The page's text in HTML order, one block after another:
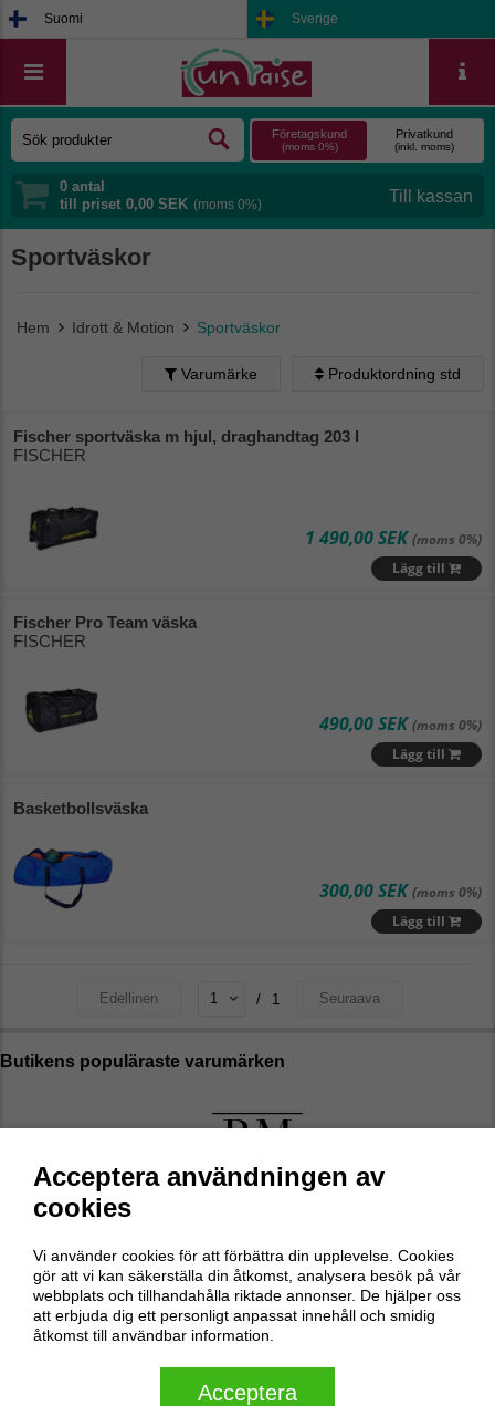
Acceptera användningen av
cookies
Vi använder cookies för att förbättra din upplevelse. Cookies
gör att vi kan säkerställa din åtkomst, analysera besök på vår
webbplats och tillhandahålla riktade annonser. De hjälper oss
att erbjuda dig ett personligt anpassat innehåll och smidig
åtkomst till användbar information.
Acceptera
Suomi Sverige
Företagskund
(moms 0%)
Privatkund
(inkl. moms)
0 antal
till priset 0,00 SEK (moms 0%)
Sportväskor
Hem Idrott & Motion Sportväskor
Varumärke Produktordning std
Produktordning std
Alfabetisk (Ö - A)
Lägsta pris
Varumärke (Ö - A)
Nyaste
Fischer sportväska m hjul, draghandtag 203 l
FISCHER
1 490,00 SEK(moms 0%)
Lägg till
Fischer Pro Team väska
FISCHER
490,00 SEK(moms 0%)
Lägg till
Basketbollsväska
300,00 SEK(moms 0%)
Lägg till
Edellinen / 1 Seuraava
Butikens populäraste varumärken